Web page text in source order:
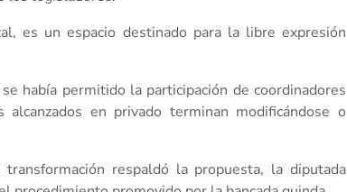
es un espacio destinado para la libre expresión
había permitido la participación de coordinadores
en privado terminan modificándose o
respaldó la propuesta, la diputada